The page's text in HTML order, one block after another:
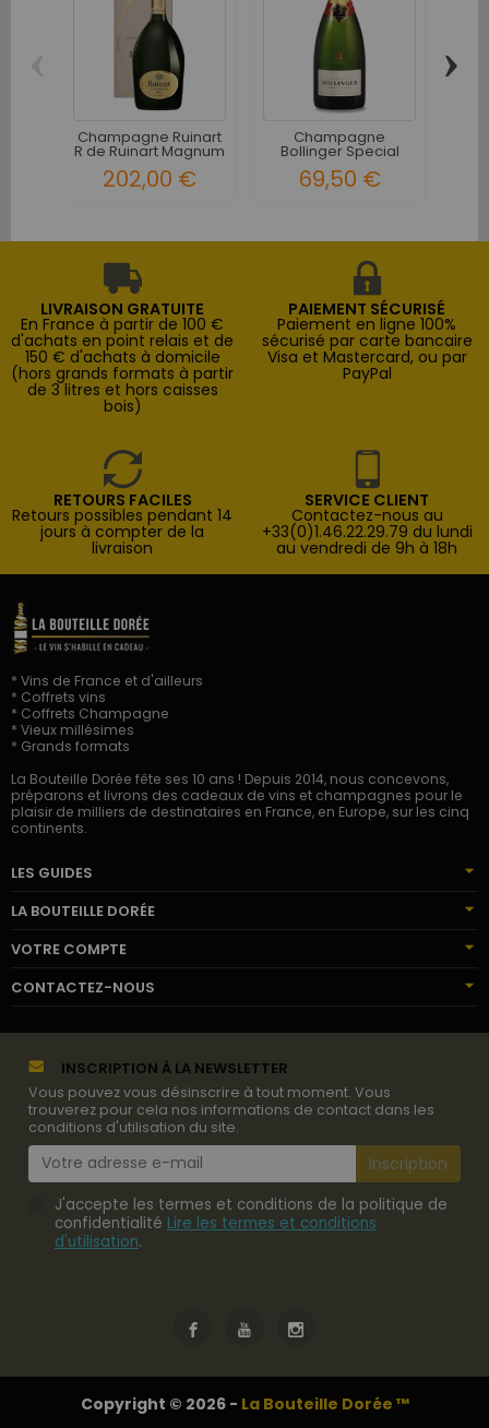
Champagne Ruinart
R de Ruinart Magnum
202,00 €
Champagne
Bollinger Special
Cuvee 1846 -...
69,50 €
›
LIVRAISON GRATUITE
En France à partir de 100 €
d'achats en point relais et de
150 € d'achats à domicile
(hors grands formats à partir
de 3 litres et hors caisses
bois)
PAIEMENT SÉCURISÉ
Paiement en ligne 100%
sécurisé par carte bancaire
Visa et Mastercard, ou par
PayPal
RETOURS FACILES
Retours possibles pendant 14
jours à compter de la
livraison
SERVICE CLIENT
Contactez-nous au
+33(0)1.46.22.29.79 du lundi
au vendredi de 9h à 18h
* Vins de France et d'ailleurs
* Coffrets vins
* Coffrets Champagne
* Vieux millésimes
* Grands formats
La Bouteille Dorée fête ses 10 ans ! Depuis 2014, nous concevons,
préparons et livrons des cadeaux de vins et champagnes pour le
plaisir de milliers de destinataires en France, en Europe, sur les cinq
continents.
LES GUIDES
LA BOUTEILLE DORÉE
VOTRE COMPTE
CONTACTEZ-NOUS
INSCRIPTION À LA NEWSLETTER
Vous pouvez vous désinscrire à tout moment. Vous
trouverez pour cela nos informations de contact dans les
conditions d'utilisation du site.
J'accepte les termes et conditions de la politique de
confidentialité Lire les termes et conditions
d'utilisation.
Copyright © 2026 - La Bouteille Dorée ™